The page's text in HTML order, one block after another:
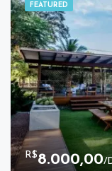
FEATURED
R$8.000,00/